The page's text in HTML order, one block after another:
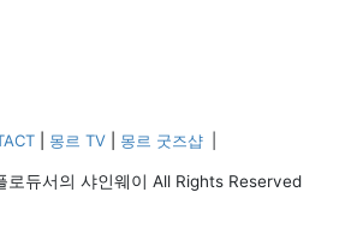
몽르 TV 몽르 굿즈샵
듀서의 샤인웨이 All Rights Reserved